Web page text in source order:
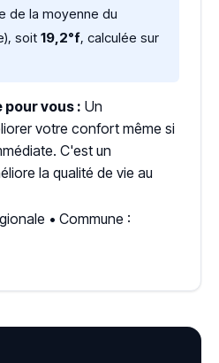
de la moyenne du
soit 19,2°f, calculée sur
pour vous : Un
votre confort même si
C'est un
la qualité de vie au
• Commune :